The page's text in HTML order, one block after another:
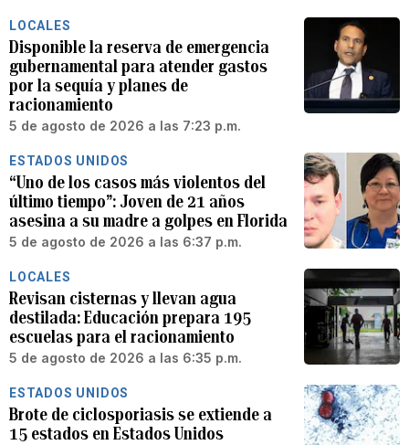
LOCALES
Disponible la reserva de emergencia
gubernamental para atender gastos
por la sequía y planes de
racionamiento
5 de agosto de 2026 a las 7:23 p.m.
ESTADOS UNIDOS
“Uno de los casos más violentos del
último tiempo”: Joven de 21 años
asesina a su madre a golpes en Florida
5 de agosto de 2026 a las 6:37 p.m.
LOCALES
Revisan cisternas y llevan agua
destilada: Educación prepara 195
escuelas para el racionamiento
5 de agosto de 2026 a las 6:35 p.m.
ESTADOS UNIDOS
Brote de ciclosporiasis se extiende a
15 estados en Estados Unidos